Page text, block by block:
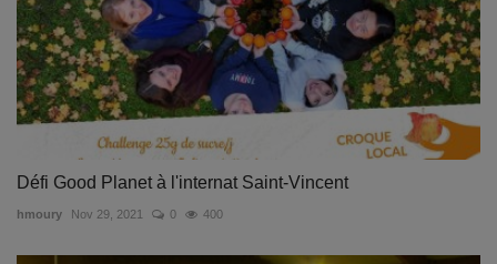
Défi Good Planet à l'internat Saint-Vincent
hmoury Nov 29, 2021 0 400